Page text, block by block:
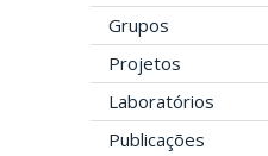
Grupos
Projetos
Laboratórios
Publicações